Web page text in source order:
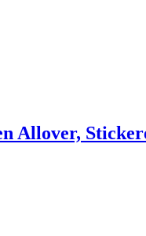
Allover,